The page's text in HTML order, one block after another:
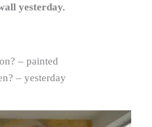
yesterday.
– painted
– yesterday